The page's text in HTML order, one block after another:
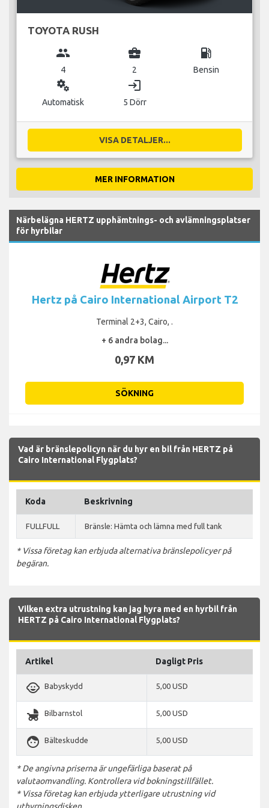
TOYOTA RUSH
group
4
business_center
2
local_gas_station
Bensin
miscellaneous_services
Automatisk
login
5 Dörr
VISA DETALJER...
MER INFORMATION
Närbelägna HERTZ upphämtnings- och avlämningsplatser
för hyrbilar
Hertz på Cairo International Airport T2
Terminal 2+3, Cairo, .
+ 6 andra bolag...
0,97 KM
SÖKNING
Vad är bränslepolicyn när du hyr en bil från HERTZ på
Cairo International Flygplats?
Koda Beskrivning
FULLFULL Bränsle: Hämta och lämna med full tank
* Vissa företag kan erbjuda alternativa bränslepolicyer på
begäran.
Vilken extra utrustning kan jag hyra med en hyrbil från
HERTZ på Cairo International Flygplats?
Artikel Dagligt Pris
child_care Babyskydd 5,00 USD
child_friendly Bilbarnstol 5,00 USD
face Bälteskudde 5,00 USD
* De angivna priserna är ungefärliga baserat på
valutaomvandling. Kontrollera vid bokningstillfället.
* Vissa företag kan erbjuda ytterligare utrustning vid
uthyrningsdisken.